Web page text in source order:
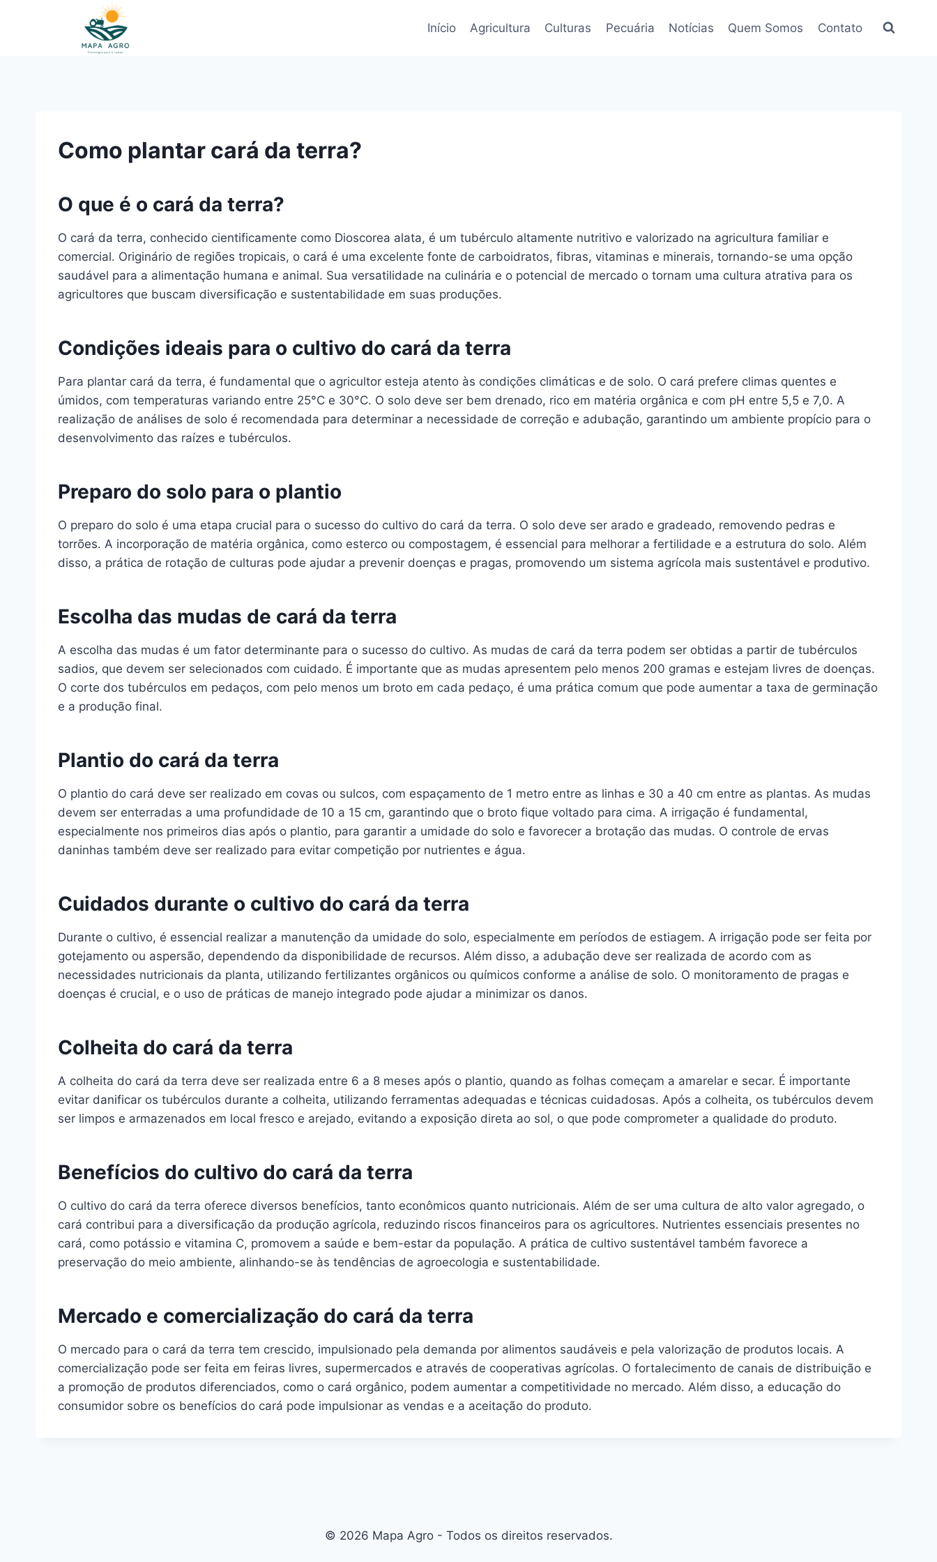
Início Agricultura Culturas Pecuária Notícias Quem Somos Contato
Como plantar cará da terra?
O que é o cará da terra?
O cará da terra, conhecido cientificamente como Dioscorea alata, é um tubérculo altamente nutritivo e valorizado na agricultura familiar e
comercial. Originário de regiões tropicais, o cará é uma excelente fonte de carboidratos, fibras, vitaminas e minerais, tornando-se uma opção
saudável para a alimentação humana e animal. Sua versatilidade na culinária e o potencial de mercado o tornam uma cultura atrativa para os
agricultores que buscam diversificação e sustentabilidade em suas produções.
Condições ideais para o cultivo do cará da terra
Para plantar cará da terra, é fundamental que o agricultor esteja atento às condições climáticas e de solo. O cará prefere climas quentes e
úmidos, com temperaturas variando entre 25°C e 30°C. O solo deve ser bem drenado, rico em matéria orgânica e com pH entre 5,5 e 7,0. A
realização de análises de solo é recomendada para determinar a necessidade de correção e adubação, garantindo um ambiente propício para o
desenvolvimento das raízes e tubérculos.
Preparo do solo para o plantio
O preparo do solo é uma etapa crucial para o sucesso do cultivo do cará da terra. O solo deve ser arado e gradeado, removendo pedras e
torrões. A incorporação de matéria orgânica, como esterco ou compostagem, é essencial para melhorar a fertilidade e a estrutura do solo. Além
disso, a prática de rotação de culturas pode ajudar a prevenir doenças e pragas, promovendo um sistema agrícola mais sustentável e produtivo.
Escolha das mudas de cará da terra
A escolha das mudas é um fator determinante para o sucesso do cultivo. As mudas de cará da terra podem ser obtidas a partir de tubérculos
sadios, que devem ser selecionados com cuidado. É importante que as mudas apresentem pelo menos 200 gramas e estejam livres de doenças.
O corte dos tubérculos em pedaços, com pelo menos um broto em cada pedaço, é uma prática comum que pode aumentar a taxa de germinação
e a produção final.
Plantio do cará da terra
O plantio do cará deve ser realizado em covas ou sulcos, com espaçamento de 1 metro entre as linhas e 30 a 40 cm entre as plantas. As mudas
devem ser enterradas a uma profundidade de 10 a 15 cm, garantindo que o broto fique voltado para cima. A irrigação é fundamental,
especialmente nos primeiros dias após o plantio, para garantir a umidade do solo e favorecer a brotação das mudas. O controle de ervas
daninhas também deve ser realizado para evitar competição por nutrientes e água.
Cuidados durante o cultivo do cará da terra
Durante o cultivo, é essencial realizar a manutenção da umidade do solo, especialmente em períodos de estiagem. A irrigação pode ser feita por
gotejamento ou aspersão, dependendo da disponibilidade de recursos. Além disso, a adubação deve ser realizada de acordo com as
necessidades nutricionais da planta, utilizando fertilizantes orgânicos ou químicos conforme a análise de solo. O monitoramento de pragas e
doenças é crucial, e o uso de práticas de manejo integrado pode ajudar a minimizar os danos.
Colheita do cará da terra
A colheita do cará da terra deve ser realizada entre 6 a 8 meses após o plantio, quando as folhas começam a amarelar e secar. É importante
evitar danificar os tubérculos durante a colheita, utilizando ferramentas adequadas e técnicas cuidadosas. Após a colheita, os tubérculos devem
ser limpos e armazenados em local fresco e arejado, evitando a exposição direta ao sol, o que pode comprometer a qualidade do produto.
Benefícios do cultivo do cará da terra
O cultivo do cará da terra oferece diversos benefícios, tanto econômicos quanto nutricionais. Além de ser uma cultura de alto valor agregado, o
cará contribui para a diversificação da produção agrícola, reduzindo riscos financeiros para os agricultores. Nutrientes essenciais presentes no
cará, como potássio e vitamina C, promovem a saúde e bem-estar da população. A prática de cultivo sustentável também favorece a
preservação do meio ambiente, alinhando-se às tendências de agroecologia e sustentabilidade.
Mercado e comercialização do cará da terra
O mercado para o cará da terra tem crescido, impulsionado pela demanda por alimentos saudáveis e pela valorização de produtos locais. A
comercialização pode ser feita em feiras livres, supermercados e através de cooperativas agrícolas. O fortalecimento de canais de distribuição e
a promoção de produtos diferenciados, como o cará orgânico, podem aumentar a competitividade no mercado. Além disso, a educação do
consumidor sobre os benefícios do cará pode impulsionar as vendas e a aceitação do produto.
© 2026 Mapa Agro - Todos os direitos reservados.